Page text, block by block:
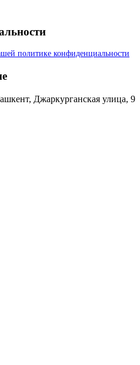
политике конфиденциальности
Джаркурганская улица, 9